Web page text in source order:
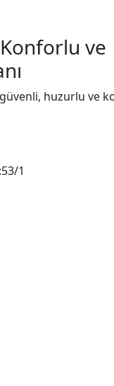
ve
huzurlu ve
1